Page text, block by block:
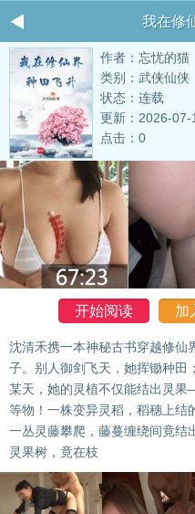
我在修
作者：忘忧的猫
类别：武侠仙侠
状态：连载
更新：2026-07-
点击：0
开始阅读 加
沈清禾携一本神秘古书穿越修仙
子。别人御剑飞天，她挥锄种田
某天，她的灵植不仅能结出灵
等物！一株变异灵稻，稻穗上结
一丛灵藤攀爬，藤蔓缠绕间竟结
灵果树，竟在枝